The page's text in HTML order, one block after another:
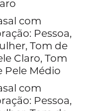
com
Pessoa,
Tom de
Claro, Tom
Pele Médio
com
Pessoa,